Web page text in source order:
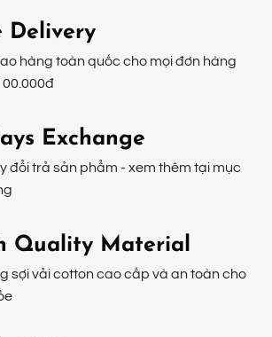
Delivery
hàng toàn quốc cho mọi đơn hàng
Exchange
đổi trả sản phẩm - xem thêm tại mục
Quality Material
sợi vải cotton cao cấp và an toàn cho